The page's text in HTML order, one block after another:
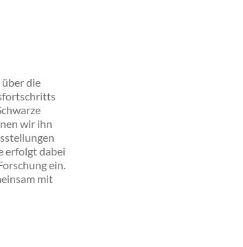
über die
wir ihn
erfolgt dabei
ein.
mit